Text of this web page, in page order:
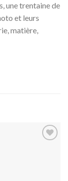
une trentaine de
et leurs
matière,